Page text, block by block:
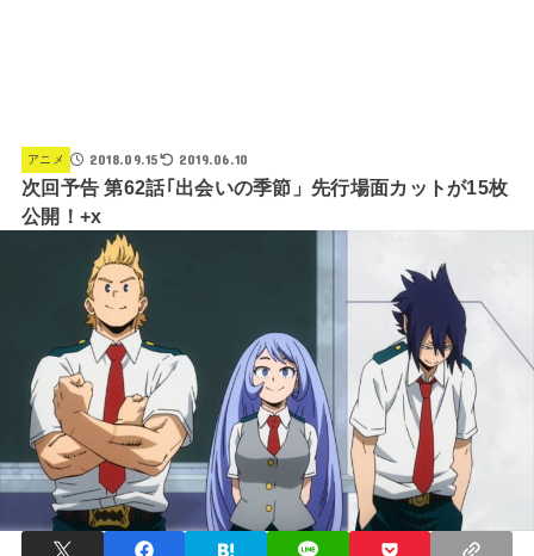
アニメ 2018.09.15 2019.06.10
次回予告 第62話｢出会いの季節」先行場面カットが15枚
公開！+x